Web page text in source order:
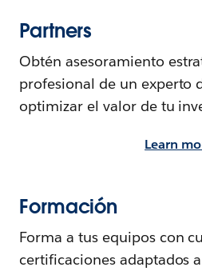
Partners
Obtén asesoramiento
profesional de un experto
optimizar el valor de tu
Learn
Formación
Forma a tus equipos con
certificaciones adaptados